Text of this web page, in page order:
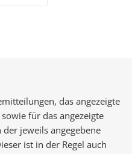
das angezeigte
für das angezeigte
jeweils angegebene
ist in der Regel auch